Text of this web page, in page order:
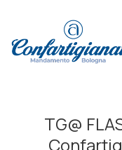
Principale
TG@